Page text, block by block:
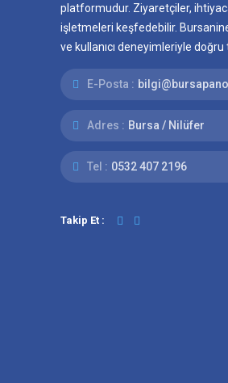
platformudur. Ziyaretçiler,
işletmeleri keşfedebilir.
ve kullanıcı deneyimleriyle doğru
E-Posta :
Adres : Bursa / Nilüfer
Tel : 0532 407 2196
Takip Et :